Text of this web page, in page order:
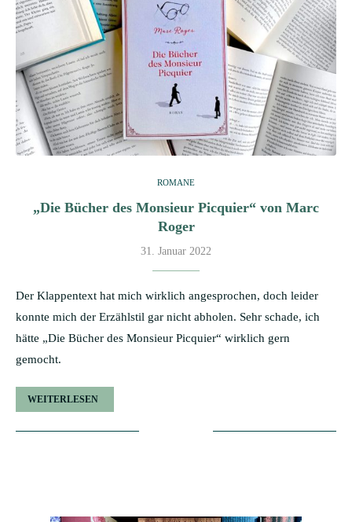
ROMANE
„Die Bücher des Monsieur Picquier“ von Marc
Roger
31. Januar 2022
Der Klappentext hat mich wirklich angesprochen, doch leider
konnte mich der Erzählstil gar nicht abholen. Sehr schade, ich
hätte „Die Bücher des Monsieur Picquier“ wirklich gern
gemocht.
WEITERLESEN